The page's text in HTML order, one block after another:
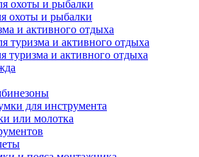
охоты и рыбалки
охоты и рыбалки
и активного отдыха
туризма и активного отдыха
туризма и активного отдыха
для инструмента
или молотка